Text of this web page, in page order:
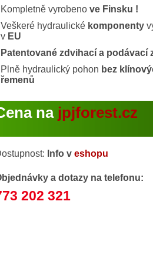
Kompletně vyrobeno ve Finsku !
Veškeré hydraulické komponenty
v EU
Patentované zdvihací a podávací
Plně hydraulický pohon bez
řemenů
na jpjforest.cz
Info v eshopu
a dotazy na telefonu:
202 321